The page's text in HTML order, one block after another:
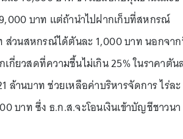
บาท แต่ถ้านำไปฝากเก็บที่สหกรณ์
ส่วนสหกรณ์ได้ตันละ 1,000 บาท นอกจา
กี่ยวสดที่ความชื้นไม่เกิน 25% ในราคาตัน
ล้านบาท ช่วยเหลือค่าบริหารจัดการ ไร่ละ
บาท ซึ่ง ธ.ก.ส.จะโอนเงินเข้าบัญชีชาวนา